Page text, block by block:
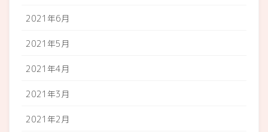
2021年6月
2021年5月
2021年4月
2021年3月
2021年2月